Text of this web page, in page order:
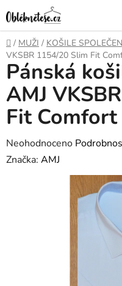
na
obsah
Domů
/ MUŽI / KOŠILE
VKSBR 1154/20 Slim Fit
Pánská
AMJ
Fit Comfort
Průměrné
hodnocení
Neohodnoceno
Značka: AMJ